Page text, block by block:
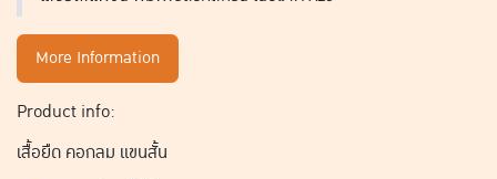
More Information
Product info:
เสื้อยืด คอกลม แขนสั้น